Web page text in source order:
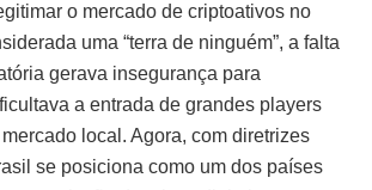
o mercado de criptoativos no
uma “terra de ninguém”, a falta
gerava insegurança para
a entrada de grandes players
local. Agora, com diretrizes
se posiciona como um dos países